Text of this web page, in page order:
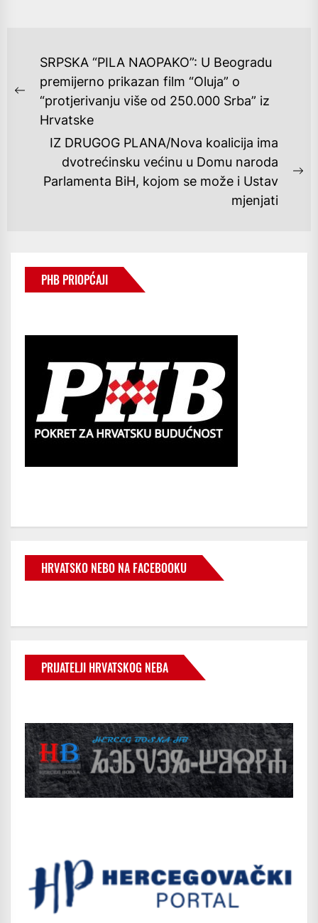
NAVIGACIJA
OBJAVA
Previous
post:
SRPSKA “PILA NAOPAKO”: U Beogradu
premijerno prikazan film “Oluja” o
“protjerivanju više od 250.000 Srba” iz
Hrvatske
IZ DRUGOG PLANA/Nova koalicija ima
dvotrećinsku većinu u Domu naroda
Parlamenta BiH, kojom se može i Ustav
mjenjati
PHB PRIOPĆAJI
HRVATSKO NEBO NA FACEBOOKU
PRIJATELJI HRVATSKOG NEBA